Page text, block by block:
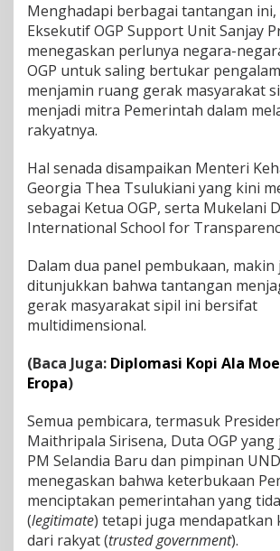
d
a
r
i
R
a
k
t
Menghadapi berbagai tantangan
Eksekutif OGP Support Unit Sanjay
menegaskan perlunya negara-
OGP untuk saling bertukar
menjamin ruang gerak masyarakat
menjadi mitra Pemerintah dalam
rakyatnya.
Hal senada disampaikan Menteri
Georgia Thea Tsulukiani yang kini
sebagai Ketua OGP, serta Mukelani
International School for
Dalam dua panel pembukaan, makin
ditunjukkan bahwa tantangan
gerak masyarakat sipil ini bersifat
multidimensional.
(Baca Juga: Diplomasi Kopi Ala
Eropa)
Semua pembicara, termasuk
Maithripala Sirisena, Duta OGP
PM Selandia Baru dan pimpinan
menegaskan bahwa keterbukaan
menciptakan pemerintahan yang
(legitimate) tetapi juga mendapatkan
dari rakyat (trusted government).